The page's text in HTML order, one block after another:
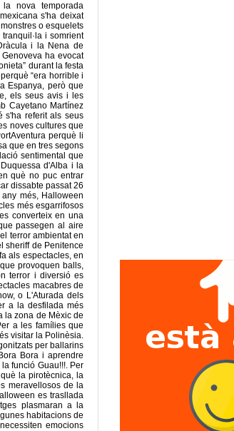
nova temporada
s'ha deixat
o esquelets
i somrient
i la Nena de
ha evocat
durant la festa
“era horrible i
Espanya, però que
els seus avis i les
Cayetano Martínez
s'ha referit als seus
noves cultures que
perquè li
que en tres segons
sentimental que
d'Alba i la
què no puc entrar
dissabte passat 26
més, Halloween
més esgarrifosos
converteix en una
passegen al aire
terror ambientat en
sheriff de Penitence
als espectacles, en
provoquen balls,
terror i diversió es
macabres de
o L'Aturada dels
a la desfilada més
la zona de Mèxic de
a les famílies que
visitar la Polinèsia.
per ballarins
Bora i aprendre
funció Guau!!!. Per
la pirotècnica, la
meravellosos de la
es trasllada
plasmaran a la
habitacions de
emocions